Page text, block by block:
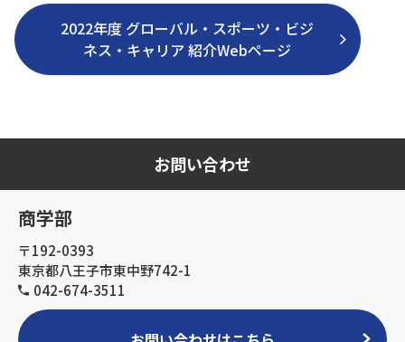
2022年度 グローバル・スポーツ・ビジ
ネス・キャリア 紹介Webページ
お問い合わせ
商学部
〒192-0393
東京都八王子市東中野742-1
042-674-3511